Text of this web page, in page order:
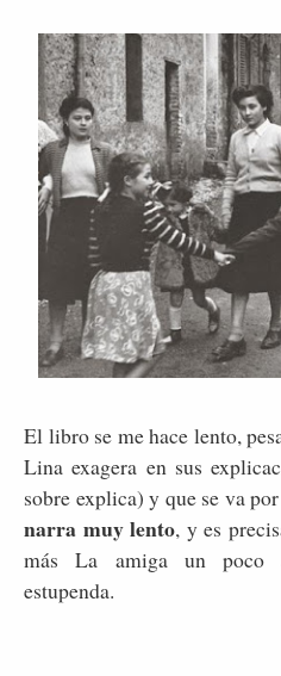
El libro se me hace lento,
Lina exagera en sus
sobre explica) y que se va
narra muy lento, y es
más La amiga un poco
estupenda.